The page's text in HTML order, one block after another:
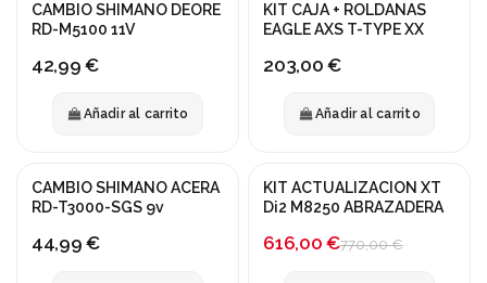
CAMBIO SHIMANO DEORE
RD-M5100 11V
42,99 €
Añadir al carrito
KIT CAJA + ROLDANAS
EAGLE AXS T-TYPE XX
203,00 €
Añadir al carrito
¡En oferta!
CAMBIO SHIMANO ACERA
RD-T3000-SGS 9v
44,99 €
-20%
KIT ACTUALIZACION XT
Di2 M8250 ABRAZADERA
616,00 €770,00 €